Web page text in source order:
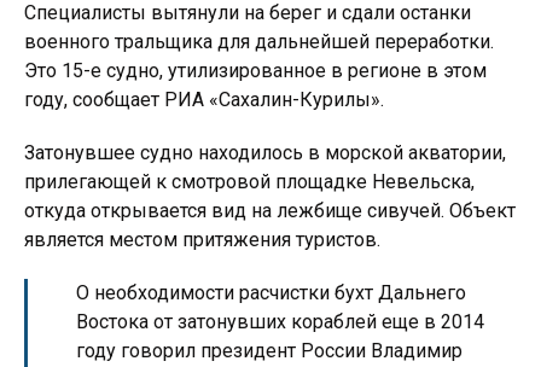
Специалисты вытянули на берег и сдали останки
военного тральщика для дальнейшей переработки.
Это 15-е судно, утилизированное в регионе в этом
году, сообщает РИА «Сахалин-Курилы».
Затонувшее судно находилось в морской акватории,
прилегающей к смотровой площадке Невельска,
откуда открывается вид на лежбище сивучей. Объект
является местом притяжения туристов.
О необходимости расчистки бухт Дальнего
Востока от затонувших кораблей еще в 2014
году говорил президент России Владимир